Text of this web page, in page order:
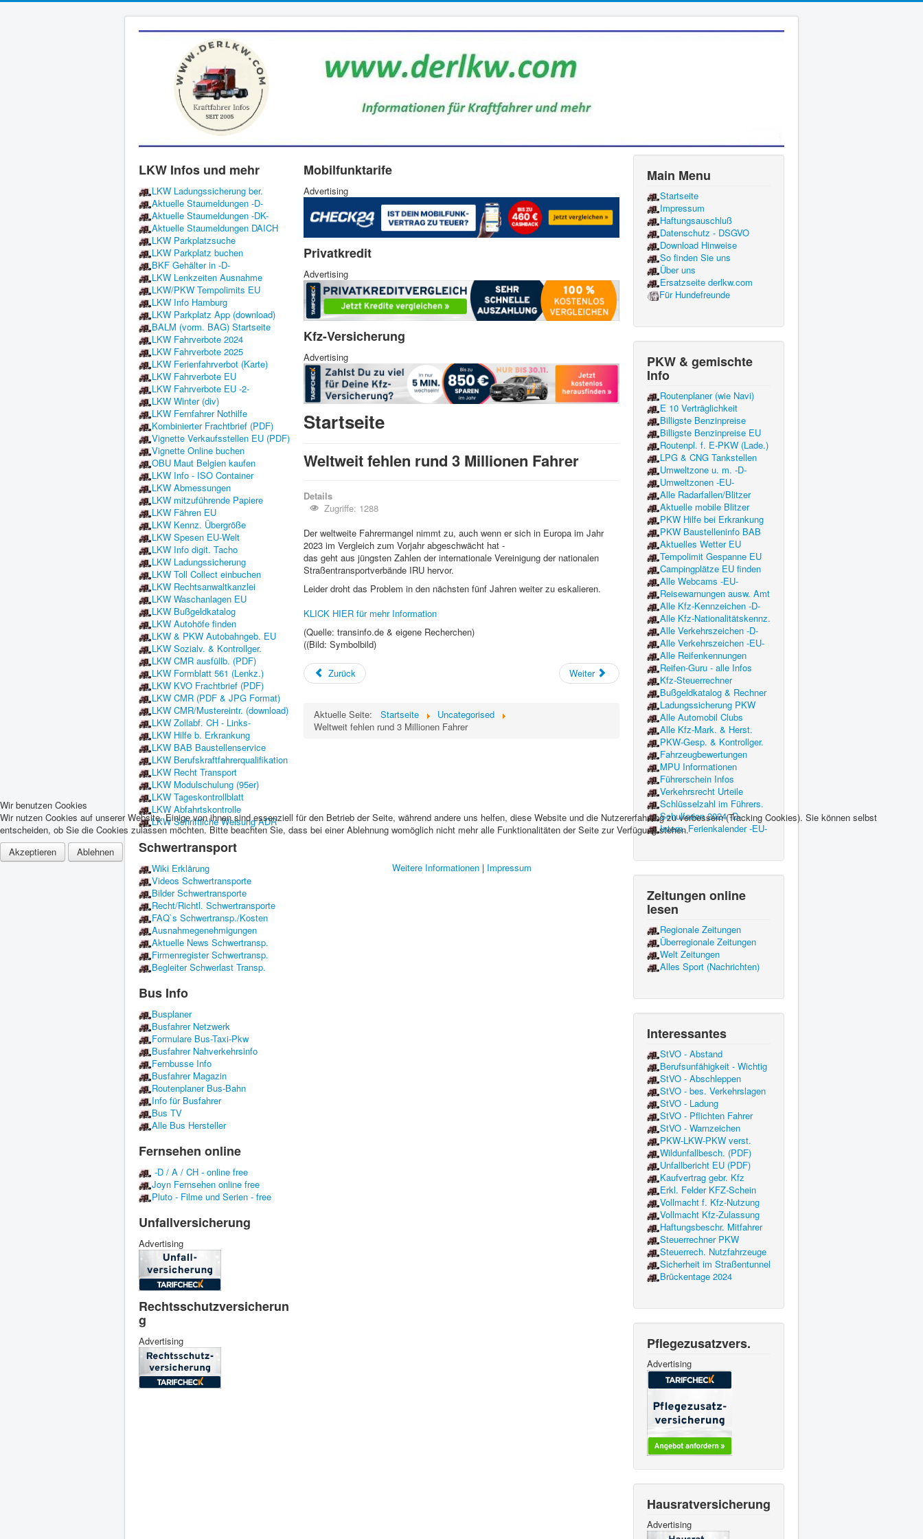
LKW Infos und mehr
LKW Ladungssicherung ber.
Aktuelle Staumeldungen -D-
Aktuelle Staumeldungen -DK-
Aktuelle Staumeldungen DAICH
LKW Parkplatzsuche
LKW Parkplatz buchen
BKF Gehälter in -D-
LKW Lenkzeiten Ausnahme
LKW/PKW Tempolimits EU
LKW Info Hamburg
LKW Parkplatz App (download)
BALM (vorm. BAG) Startseite
LKW Fahrverbote 2024
LKW Fahrverbote 2025
LKW Ferienfahrverbot (Karte)
LKW Fahrverbote EU
LKW Fahrverbote EU -2-
LKW Winter (div)
LKW Fernfahrer Nothilfe
Kombinierter Frachtbrief (PDF)
Vignette Verkaufsstellen EU (PDF)
Vignette Online buchen
OBU Maut Belgien kaufen
LKW Info - ISO Container
LKW Abmessungen
LKW mitzuführende Papiere
LKW Fähren EU
LKW Kennz. Übergröße
LKW Spesen EU-Welt
LKW Info digit. Tacho
LKW Ladungssicherung
LKW Toll Collect einbuchen
LKW Rechtsanwaltkanzlei
LKW Waschanlagen EU
LKW Bußgeldkatalog
LKW Autohöfe finden
LKW & PKW Autobahngeb. EU
LKW Sozialv. & Kontrollger.
LKW CMR ausfüllb. (PDF)
LKW Formblatt 561 (Lenkz.)
LKW KVO Frachtbrief (PDF)
LKW CMR (PDF & JPG Format)
LKW CMR/Mustereintr. (download)
LKW Zollabf. CH - Links-
LKW Hilfe b. Erkrankung
LKW BAB Baustellenservice
LKW Berufskraftfahrerqualifikation
LKW Recht Transport
LKW Modulschulung (95er)
LKW Tageskontrollblatt
LKW Abfahrtskontrolle
LKW Schriftliche Weisung ADR
Schwertransport
Wiki Erklärung
Videos Schwertransporte
Bilder Schwertransporte
Recht/Richtl. Schwertransporte
FAQ`s Schwertransp./Kosten
Ausnahmegenehmigungen
Aktuelle News Schwertransp.
Firmenregister Schwertransp.
Begleiter Schwerlast Transp.
Bus Info
Busplaner
Busfahrer Netzwerk
Formulare Bus-Taxi-Pkw
Busfahrer Nahverkehrsinfo
Fernbusse Info
Busfahrer Magazin
Routenplaner Bus-Bahn
Info für Busfahrer
Bus TV
Alle Bus Hersteller
Fernsehen online
-D / A / CH - online free
Joyn Fernsehen online free
Pluto - Filme und Serien - free
Unfallversicherung
Advertising
Rechtsschutzversicherun
g
Advertising
Mobilfunktarife
Advertising
Privatkredit
Advertising
Kfz-Versicherung
Advertising
Startseite
Weltweit fehlen rund 3 Millionen Fahrer
Details
Zugriffe: 1288
Der weltweite Fahrermangel nimmt zu, auch wenn er sich in Europa im Jahr
2023 im Vergleich zum Vorjahr abgeschwächt hat -
das geht aus jüngsten Zahlen der internationale Vereinigung der nationalen
Straßentransportverbände IRU hervor.
Leider droht das Problem in den nächsten fünf Jahren weiter zu eskalieren.
KLICK HIER für mehr Information
(Quelle: transinfo.de & eigene Recherchen)
((Bild: Symbolbild)
Zurück Weiter
Aktuelle Seite: Startseite
Uncategorised
Weltweit fehlen rund 3 Millionen Fahrer
Main Menu
Startseite
Impressum
Haftungsauschluß
Datenschutz - DSGVO
Download Hinweise
So finden Sie uns
Über uns
Ersatzseite derlkw.com
Für Hundefreunde
PKW & gemischte
Info
Routenplaner (wie Navi)
E 10 Verträglichkeit
Billigste Benzinpreise
Billigste Benzinpreise EU
Routenpl. f. E-PKW (Lade.)
LPG & CNG Tankstellen
Umweltzone u. m. -D-
Umweltzonen -EU-
Alle Radarfallen/Blitzer
Aktuelle mobile Blitzer
PKW Hilfe bei Erkrankung
PKW Baustelleninfo BAB
Aktuelles Wetter EU
Tempolimit Gespanne EU
Campingplätze EU finden
Alle Webcams -EU-
Reisewarnungen ausw. Amt
Alle Kfz-Kennzeichen -D-
Alle Kfz-Nationalitätskennz.
Alle Verkehrszeichen -D-
Alle Verkehrszeichen -EU-
Alle Reifenkennungen
Reifen-Guru - alle Infos
Kfz-Steuerrechner
Bußgeldkatalog & Rechner
Ladungssicherung PKW
Alle Automobil Clubs
Alle Kfz-Mark. & Herst.
PKW-Gesp. & Kontrollger.
Fahrzeugbewertungen
MPU Informationen
Führerschein Infos
Verkehrsrecht Urteile
Schlüsselzahl im Führers.
Schulferien 2024 -D-
Intern. Ferienkalender -EU-
Zeitungen online
lesen
Regionale Zeitungen
Überregionale Zeitungen
Welt Zeitungen
Alles Sport (Nachrichten)
Interessantes
StVO - Abstand
Berufsunfähigkeit - Wichtig
StVO - Abschleppen
StVO - bes. Verkehrslagen
StVO - Ladung
StVO - Pflichten Fahrer
StVO - Warnzeichen
PKW-LKW-PKW verst.
Wildunfallbesch. (PDF)
Unfallbericht EU (PDF)
Kaufvertrag gebr. Kfz
Erkl. Felder KFZ-Schein
Vollmacht f. Kfz-Nutzung
Vollmacht Kfz-Zulassung
Haftungsbeschr. Mitfahrer
Steuerrechner PKW
Steuerrech. Nutzfahrzeuge
Sicherheit im Straßentunnel
Brückentage 2024
Pflegezusatzvers.
Advertising
Hausratversicherung
Advertising
Wir benutzen Cookies
Wir nutzen Cookies auf unserer Website. Einige von ihnen sind essenziell für den Betrieb der Seite, während andere uns helfen, diese Website und die Nutzererfahrung zu verbessern (Tracking Cookies). Sie können selbst
entscheiden, ob Sie die Cookies zulassen möchten. Bitte beachten Sie, dass bei einer Ablehnung womöglich nicht mehr alle Funktionalitäten der Seite zur Verfügung stehen.
Akzeptieren
Ablehnen
Weitere Informationen| Impressum